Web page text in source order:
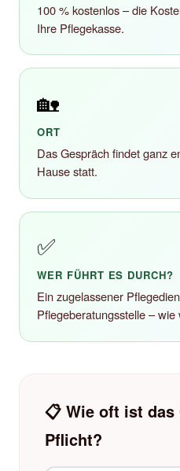
100 % kostenlos – die
Ihre Pflegekasse.
🏡
ORT
Das Gespräch findet ganz
Hause statt.
✅
WER FÜHRT ES DURCH?
Ein zugelassener
Pflegeberatungsstelle – wie
📋 Wie oft ist das
Pflicht?